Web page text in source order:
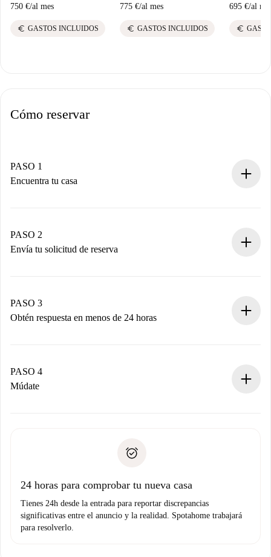
750 €/al mes
euro GASTOS INCLUIDOS
775 €/al mes
euro GASTOS INCLUIDOS
695 €/al
euro
Cómo reservar
PASO 1
Encuentra tu casa
Tienes toda la información necesaria por adelantado.
PASO 2
Envía tu solicitud de reserva
propietario acepte.
PASO 3
Obtén respuesta en menos de 24 horas
contacto con el propietario.
Si es rechazada: No te haremos ningún cargo y te
Prueba de solvencia
PASO 4
Múdate
no nos comunicas ningún problema.
24 horas para comprobar tu nueva casa
Tienes 24h desde la entrada para reportar discrepancias
significativas entre el anuncio y la realidad. Spotahome trabajará
para resolverlo.